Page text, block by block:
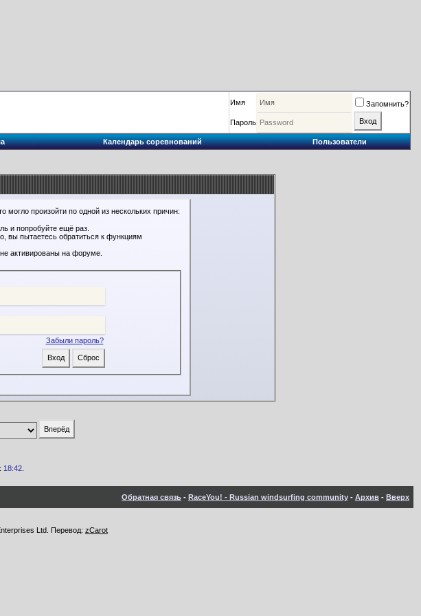
Имя Запомнить?
Пароль
Календарь соревнований Пользователи
произойти по одной из нескольких причин:
и попробуйте ещё раз.
вы пытаетесь обратиться к функциям
активированы на форуме.
Забыли пароль?
18:42.
Обратная связь - RaceYou! - Russian windsurfing community - Архив - Вверх
Ltd. Перевод: zCarot